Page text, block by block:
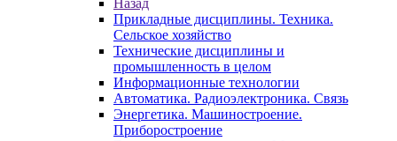
Назад
Прикладные дисциплины. Техника.
Сельское хозяйство
Технические дисциплины и
промышленность в целом
Информационные технологии
Автоматика. Радиоэлектроника. Связь
Энергетика. Машиностроение.
Приборостроение